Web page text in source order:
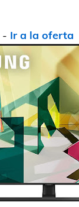
- Ir a la oferta